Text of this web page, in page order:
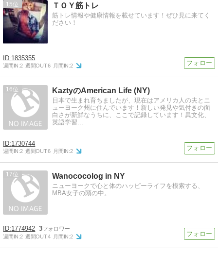
15 ＴＯＹ筋トレ
筋トレ情報や健康情報を載せています！ぜひ見に来てく
ださい！
1835355
週間IN:2 週間OUT:6 月間IN:2
16 KaztyのAmerican Life (NY)
日本で生まれ育ちましたが、現在はアメリカ人の夫とニ
ューヨーク州に住んでいます！新しい発見や気付きの面
白さが新鮮なうちに、ここで記録しています！異文化、
英語学習…
1730744
週間IN:2 週間OUT:6 月間IN:2
17 Wanococolog in NY
ニューヨークで心と体のハッピーライフを模索する、
MBA女子の頭の中。
1774942 3
週間IN:2 週間OUT:4 月間IN:2